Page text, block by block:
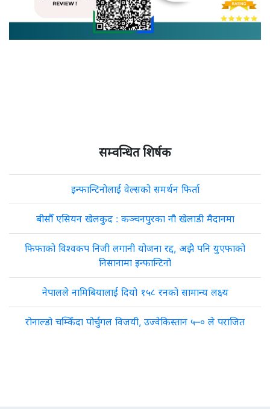
सम्वन्धित शिर्षक
इन्फान्टिनोलाई वेल्सको समर्थन फिर्ता
बीसौँ एसियन खेलकुद : कञ्चनपुरका नौ खेलाडी मैदानमा
फिफाको विश्वकप निजी लगानी योजना रद्द, अझै पनि युएफाको
निसानामा इन्फान्टिनो
नेपालले नामिबियालाई दियो १५८ रनको सामान्य लक्ष्य
रोनाल्डो चम्किँदा पोर्चुगल विजयी, उज्वेकिस्तान ५–० ले पराजित